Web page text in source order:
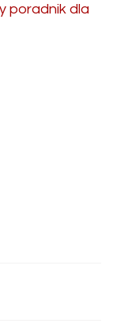
poradnik dla